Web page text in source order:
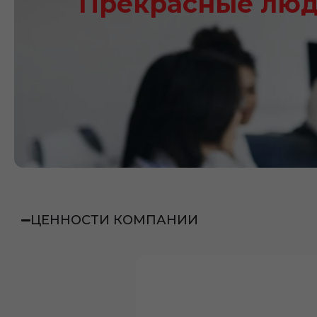
ЦЕННОСТИ КОМПАНИИ